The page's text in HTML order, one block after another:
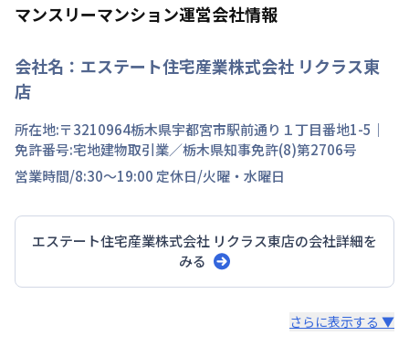
マンスリーマンション運営会社情報
会社名： エステート住宅産業株式会社 リクラス東
店
所在地:〒3210964栃木県宇都宮市駅前通り １丁目番地1-5 ｜
免許番号:宅地建物取引業／栃木県知事免許(8)第2706号
営業時間/8:30～19:00 定休日/火曜・水曜日
エステート住宅産業株式会社 リクラス東店の会社詳細を
みる
さらに表示する ▼